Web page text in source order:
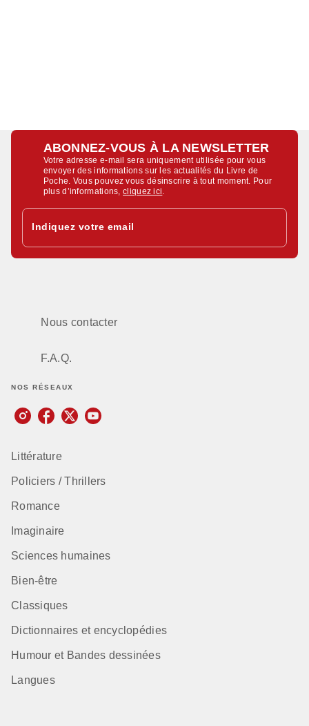
ABONNEZ-VOUS À LA NEWSLETTER
Votre adresse e-mail sera uniquement utilisée pour vous
envoyer des informations sur les actualités du Livre de
Poche. Vous pouvez vous désinscrire à tout moment. Pour
plus d’informations,cliquez ici
Indiquez votre email
Nous contacter
F.A.Q.
NOS RÉSEAUX
Littérature
Policiers / Thrillers
Romance
Imaginaire
Sciences humaines
Bien-être
Classiques
Dictionnaires et encyclopédies
Humour et Bandes dessinées
Langues